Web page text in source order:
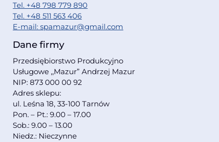
Tel. +48 798 779 890
Tel. +48 511 563 406
E-mail: spamazur@gmail.com
Dane firmy
Przedsiębiorstwo Produkcyjno
Usługowe ,,Mazur” Andrzej Mazur
NIP: 873 000 00 92
Adres sklepu:
ul. Leśna 18, 33-100 Tarnów
Pon. – Pt.: 9.00 – 17.00
Sob.: 9.00 – 13.00
Niedz.: Nieczynne